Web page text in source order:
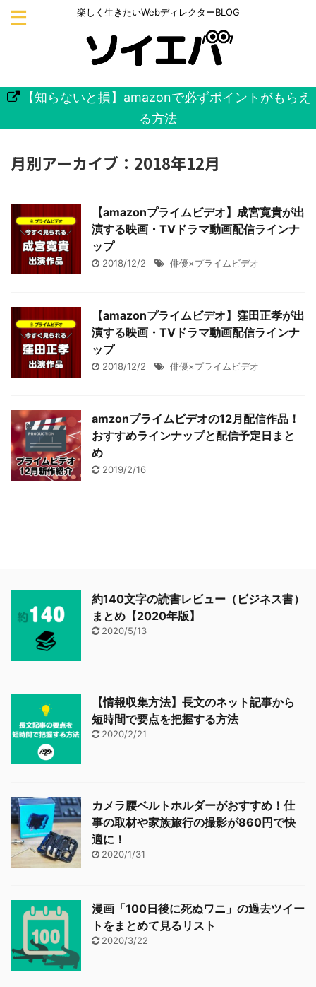
楽しく生きたいWebディレクターBLOG
【知らないと損】amazonで必ずポイントがもらえ
る方法
月別アーカイブ：2018年12月
【amazonプライムビデオ】成宮寛貴が出
演する映画・TVドラマ動画配信ラインナ
ップ
2018/12/2 俳優×プライムビデオ
【amazonプライムビデオ】窪田正孝が出
演する映画・TVドラマ動画配信ラインナ
ップ
2018/12/2 俳優×プライムビデオ
amzonプライムビデオの12月配信作品！
おすすめラインナップと配信予定日まと
め
2019/2/16
約140文字の読書レビュー（ビジネス書）
まとめ【2020年版】
2020/5/13
【情報収集方法】長文のネット記事から
短時間で要点を把握する方法
2020/2/21
カメラ腰ベルトホルダーがおすすめ！仕
事の取材や家族旅行の撮影が860円で快
適に！
2020/1/31
漫画「100日後に死ぬワニ」の過去ツイー
トをまとめて見るリスト
2020/3/22